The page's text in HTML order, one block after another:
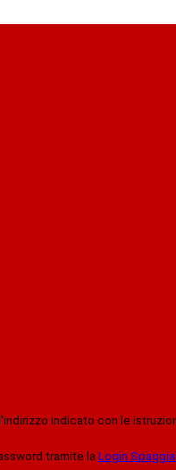
indicato con le
tramite la Login